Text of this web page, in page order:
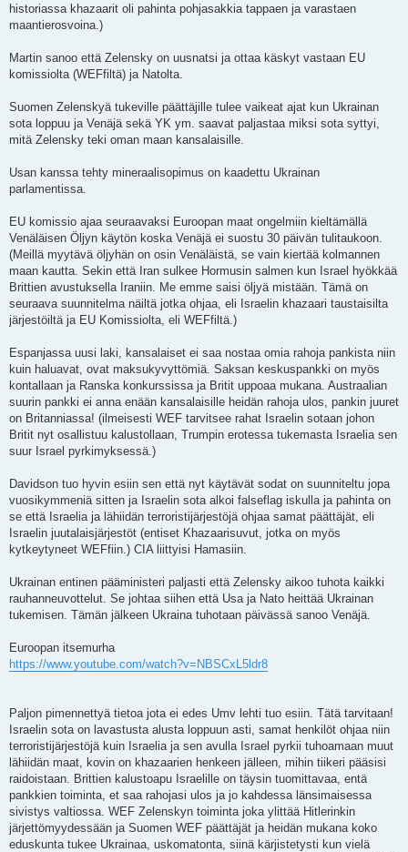
historiassa khazaarit oli pahinta pohjasakkia tappaen ja varastaen
maantierosvoina.)
Martin sanoo että Zelensky on uusnatsi ja ottaa käskyt vastaan EU
komissiolta (WEFfiltä) ja Natolta.
Suomen Zelenskyä tukeville päättäjille tulee vaikeat ajat kun Ukrainan
sota loppuu ja Venäjä sekä YK ym. saavat paljastaa miksi sota syttyi,
mitä Zelensky teki oman maan kansalaisille.
Usan kanssa tehty mineraalisopimus on kaadettu Ukrainan
parlamentissa.
EU komissio ajaa seuraavaksi Euroopan maat ongelmiin kieltämällä
Venäläisen Öljyn käytön koska Venäjä ei suostu 30 päivän tulitaukoon.
(Meillä myytävä öljyhän on osin Venäläistä, se vain kiertää kolmannen
maan kautta. Sekin että Iran sulkee Hormusin salmen kun Israel hyökkää
Brittien avustuksella Iraniin. Me emme saisi öljyä mistään. Tämä on
seuraava suunnitelma näiltä jotka ohjaa, eli Israelin khazaari taustaisilta
järjestöiltä ja EU Komissiolta, eli WEFfiltä.)
Espanjassa uusi laki, kansalaiset ei saa nostaa omia rahoja pankista niin
kuin haluavat, ovat maksukyvyttömiä. Saksan keskuspankki on myös
kontallaan ja Ranska konkurssissa ja Britit uppoaa mukana. Austraalian
suurin pankki ei anna enään kansalaisille heidän rahoja ulos, pankin juuret
on Britanniassa! (ilmeisesti WEF tarvitsee rahat Israelin sotaan johon
Britit nyt osallistuu kalustollaan, Trumpin erotessa tukemasta Israelia sen
suur Israel pyrkimyksessä.)
Davidson tuo hyvin esiin sen että nyt käytävät sodat on suunniteltu jopa
vuosikymmeniä sitten ja Israelin sota alkoi falseflag iskulla ja pahinta on
se että Israelia ja lähiidän terroristijärjestöjä ohjaa samat päättäjät, eli
Israelin juutalaisjärjestöt (entiset Khazaarisuvut, jotka on myös
kytkeytyneet WEFfiin.) CIA liittyisi Hamasiin.
Ukrainan entinen pääministeri paljasti että Zelensky aikoo tuhota kaikki
rauhanneuvottelut. Se johtaa siihen että Usa ja Nato heittää Ukrainan
tukemisen. Tämän jälkeen Ukraina tuhotaan päivässä sanoo Venäjä.
Euroopan itsemurha
https://www.youtube.com/watch?v=NBSCxL5ldr8
Paljon pimennettyä tietoa jota ei edes Umv lehti tuo esiin. Tätä tarvitaan!
Israelin sota on lavastusta alusta loppuun asti, samat henkilöt ohjaa niin
terroristijärjestöjä kuin Israelia ja sen avulla Israel pyrkii tuhoamaan muut
lähiidän maat, kovin on khazaarien henkeen jälleen, mihin tiikeri pääsisi
raidoistaan. Brittien kalustoapu Israelille on täysin tuomittavaa, entä
pankkien toiminta, et saa rahojasi ulos ja jo kahdessa länsimaisessa
sivistys valtiossa. WEF Zelenskyn toiminta joka ylittää Hitlerinkin
järjettömyydessään ja Suomen WEF päättäjät ja heidän mukana koko
eduskunta tukee Ukrainaa, uskomatonta, siinä kärjistetysti kun vielä